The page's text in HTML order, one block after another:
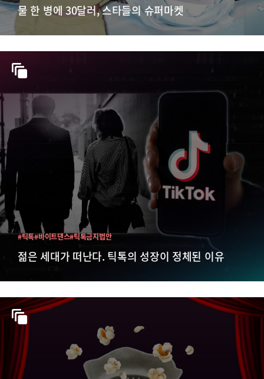
물 한 병에 30달러, 스타들의 슈퍼마켓
젊은 세대가 떠난다. 틱톡의 성장이 정체된 이유
#틱톡#바이트댄스#틱톡금지법안